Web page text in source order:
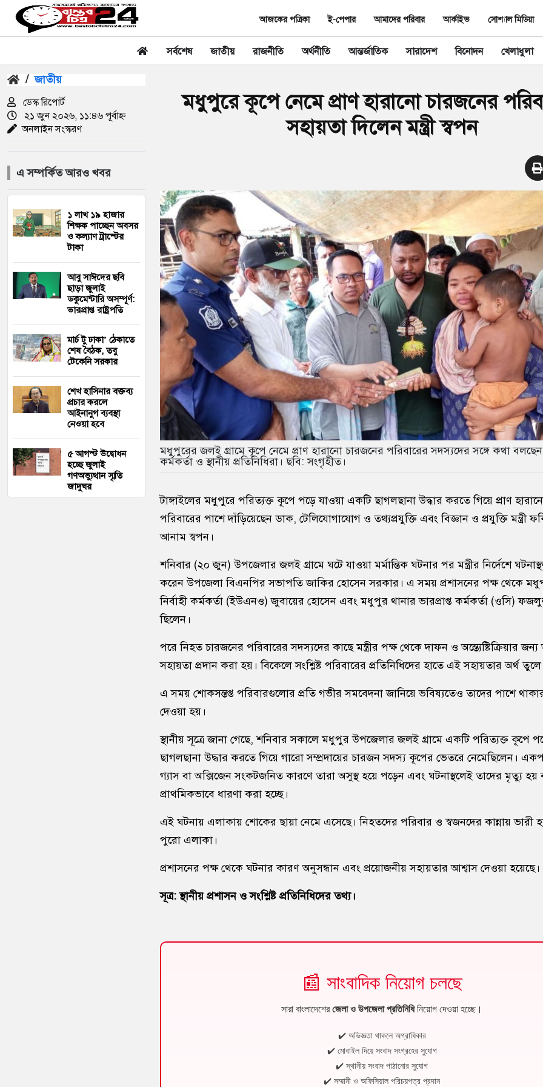
আজকের পত্রিকা ই-পেপার আমাদের পরিবার আর্কাইভ সোশ্যাল মিডিয়া
সর্বশেষ জাতীয় রাজনীতি অর্থনীতি আন্তর্জাতিক সারাদেশ বিনোদন খেলাধুলা
/ জাতীয়
ডেস্ক রিপোর্ট
২১ জুন ২০২৬, ১১:৪৬ পূর্বাহ্ন
অনলাইন সংস্করণ
এ সম্পর্কিত আরও খবর
১ লাখ ১৯ হাজার
শিক্ষক পাচ্ছেন অবসর
ও কল্যাণ ট্রাস্টের
টাকা
আবু সাঈদের ছবি
ছাড়া জুলাই
ডকুমেন্টারি অসম্পূর্ণ:
ভারপ্রাপ্ত রাষ্ট্রপতি
মার্চ টু ঢাকা’ ঠেকাতে
শেষ বৈঠক, তবু
টেকেনি সরকার
শেখ হাসিনার বক্তব্য
প্রচার করলে
আইনানুগ ব্যবস্থা
নেওয়া হবে
৫ আগস্ট উদ্বোধন
হচ্ছে জুলাই
গণঅভ্যুত্থান স্মৃতি
জাদুঘর
মধুপুরে কূপে নেমে প্রাণ হারানো চারজনের
সহায়তা দিলেন মন্ত্রী স্বপন
মধুপুরের জলই গ্রামে কূপে নেমে প্রাণ হারানো চারজনের পরিবারের সদস্যদের সঙ্গে কথা বলছেন
কর্মকর্তা ও স্থানীয় প্রতিনিধিরা। ছবি: সংগৃহীত।
টাঙ্গাইলের মধুপুরে পরিত্যক্ত কূপে পড়ে যাওয়া একটি ছাগলছানা উদ্ধার করতে গিয়ে প্রাণ
পরিবারের পাশে দাঁড়িয়েছেন ডাক, টেলিযোগাযোগ ও তথ্যপ্রযুক্তি এবং বিজ্ঞান ও প্রযুক্তি মন্ত্রী
আনাম স্বপন।
শনিবার (২০ জুন) উপজেলার জলই গ্রামে ঘটে যাওয়া মর্মান্তিক ঘটনার পর মন্ত্রীর নির্দেশে
করেন উপজেলা বিএনপির সভাপতি জাকির হোসেন সরকার। এ সময় প্রশাসনের পক্ষ থেকে
নির্বাহী কর্মকর্তা (ইউএনও) জুবায়ের হোসেন এবং মধুপুর থানার ভারপ্রাপ্ত কর্মকর্তা (ওসি)
ছিলেন।
পরে নিহত চারজনের পরিবারের সদস্যদের কাছে মন্ত্রীর পক্ষ থেকে দাফন ও অন্ত্যেষ্টিক্রিয়ার
সহায়তা প্রদান করা হয়। বিকেলে সংশ্লিষ্ট পরিবারের প্রতিনিধিদের হাতে এই সহায়তার অর্থ
এ সময় শোকসন্তপ্ত পরিবারগুলোর প্রতি গভীর সমবেদনা জানিয়ে ভবিষ্যতেও তাদের পাশে
দেওয়া হয়।
স্থানীয় সূত্রে জানা গেছে, শনিবার সকালে মধুপুর উপজেলার জলই গ্রামে একটি পরিত্যক্ত কূপে
ছাগলছানা উদ্ধার করতে গিয়ে গারো সম্প্রদায়ের চারজন সদস্য কূপের ভেতরে নেমেছিলেন।
গ্যাস বা অক্সিজেন সংকটজনিত কারণে তারা অসুস্থ হয়ে পড়েন এবং ঘটনাস্থলেই তাদের মৃত্যু হয়
প্রাথমিকভাবে ধারণা করা হচ্ছে।
এই ঘটনায় এলাকায় শোকের ছায়া নেমে এসেছে। নিহতদের পরিবার ও স্বজনদের কান্নায় ভারী
পুরো এলাকা।
প্রশাসনের পক্ষ থেকে ঘটনার কারণ অনুসন্ধান এবং প্রয়োজনীয় সহায়তার আশ্বাস দেওয়া হয়েছে।
সূত্র: স্থানীয় প্রশাসন ও সংশ্লিষ্ট প্রতিনিধিদের তথ্য।
📰 সাংবাদিক নিয়োগ চলছে
সারা বাংলাদেশেরজেলা ও উপজেলা প্রতিনিধিনিয়োগ দেওয়া হচ্ছে।
✔️ অভিজ্ঞতা থাকলে অগ্রাধিকার
✔️ মোবাইল দিয়ে সংবাদ সংগ্রহের সুযোগ
✔️ স্থানীয় সংবাদ পাঠানোর সুযোগ
✔️ সম্মানী ও অফিসিয়াল পরিচয়পত্র প্রদান